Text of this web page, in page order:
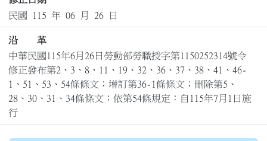
民國 115 年 06 月 26 日
沿 革
中華民國115年6月26日勞動部勞職授字第1150252314號令
修正發布第2、3、8、11、19、32、36、37、38、41、46-
1、51、53、54條條文；增訂第36-1條條文；刪除第5、
28、30、31、34條條文；依第54條規定：自115年7月1日施
行